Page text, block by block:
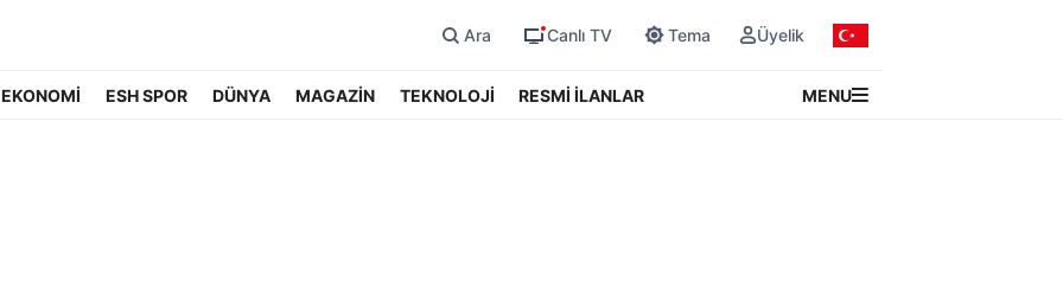
Ara Canlı TV Tema Üyelik
EKONOMİ ESH SPOR DÜNYA MAGAZİN TEKNOLOJİ RESMİ İLANLAR MENU